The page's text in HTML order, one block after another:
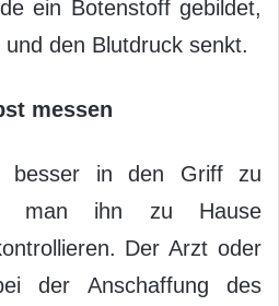
ein Botenstoff gebildet,
den Blutdruck senkt.
messen
besser in den Griff zu
man ihn zu Hause
Der Arzt oder
der Anschaffung des